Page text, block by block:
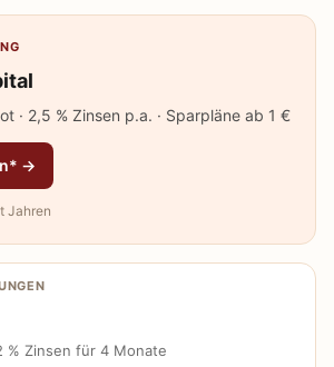
· 2,5 % Zinsen p.a. · Sparpläne ab 1 €
→
Jahren
% Zinsen für 4 Monate